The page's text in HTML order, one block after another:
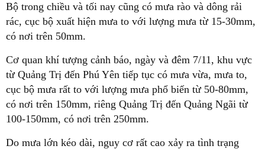
Bộ trong chiều và tối nay cũng có mưa rào và dông rải
rác, cục bộ xuất hiện mưa to với lượng mưa từ 15-30mm,
có nơi trên 50mm.
Cơ quan khí tượng cảnh báo, ngày và đêm 7/11, khu vực
từ Quảng Trị đến Phú Yên tiếp tục có mưa vừa, mưa to,
cục bộ mưa rất to với lượng mưa phổ biến từ 50-80mm,
có nơi trên 150mm, riêng Quảng Trị đến Quảng Ngãi từ
100-150mm, có nơi trên 250mm.
Do mưa lớn kéo dài, nguy cơ rất cao xảy ra tình trạng